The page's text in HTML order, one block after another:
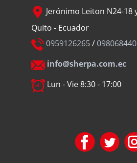
Jerónimo Leiton N24-18
Quito - Ecuador
0959126265/
info@sherpa.com.ec
Lun - Vie 8:30 - 17:00